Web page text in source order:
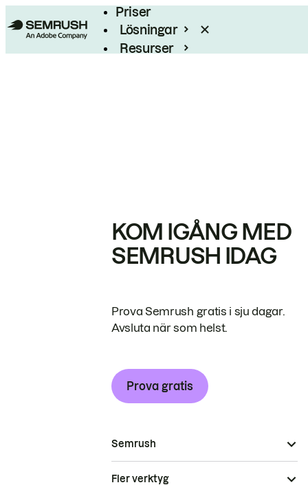
Priser
Lösningar
Resurser
KOM IGÅNG MED
SEMRUSH IDAG
Prova Semrush gratis i sju dagar.
Avsluta när som helst.
Prova gratis
Semrush
Fler verktyg